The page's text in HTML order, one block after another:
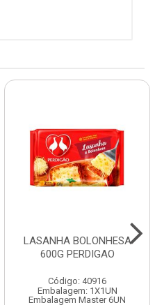
LASANHA BOLONHESA
600G PERDIGAO
Código: 40916
Embalagem: 1X1UN
Embalagem Master 6UN